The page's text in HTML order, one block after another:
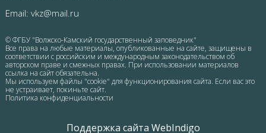
Email: vkz@mail.ru
© ФГБУ "Волжско-Камский государственный заповедник"
Все права на любые материалы, опубликованные на сайте, защищены в
соответствии с российским и международным законодательством об
авторском праве и смежных правах. При использовании материалов
ссылка на сайт обязательна.
Мы используем файлы "cookie" для функционирования сайта. Если вас это
не устраивает, покиньте сайт.
Политика конфиденциальности
Поддержка сайта WebIndigo